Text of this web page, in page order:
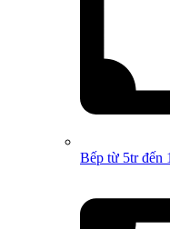
Bếp từ 5tr đến